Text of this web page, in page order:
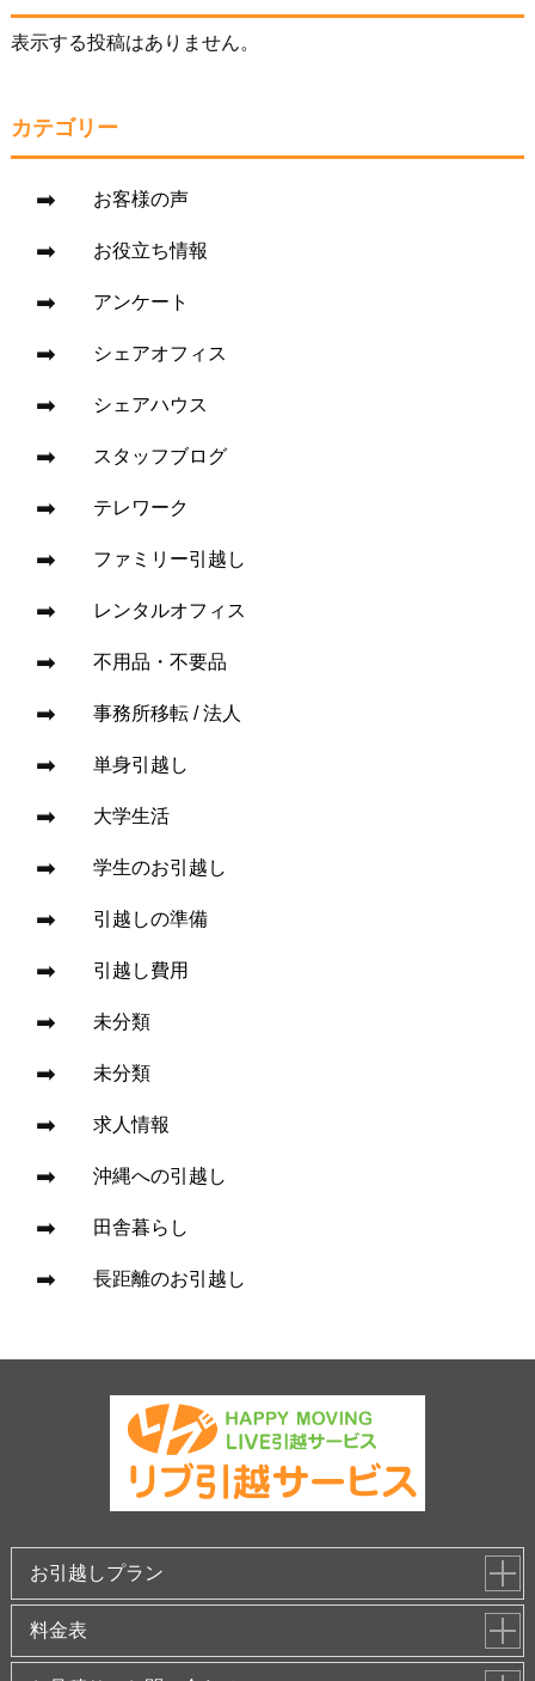
表示する投稿はありません。
カテゴリー
お客様の声
お役立ち情報
アンケート
シェアオフィス
シェアハウス
スタッフブログ
テレワーク
ファミリー引越し
レンタルオフィス
不用品・不要品
事務所移転 / 法人
単身引越し
大学生活
学生のお引越し
引越しの準備
引越し費用
未分類
未分類
求人情報
沖縄への引越し
田舎暮らし
長距離のお引越し
お引越しプラン
料金表